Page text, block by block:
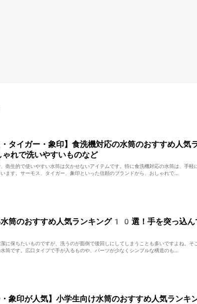
・タイガー・象印】食洗機対応の水筒のおすすめ人気
れで洗いやすいものなど
衛生的で使いやすい水筒は欠かせないアイテムです。特に食洗機対応の水筒は、手軽
ます。サーモス、タイガー、象印といった信頼のブランドから、おしゃれで...
筒のおすすめ人気ランキング10選！手を突っ込ん
に保ちたいものですが、洗うのが面倒で後回しにしてしまうことも多いですよね。そ
筒です。広口タイプで手が入るものや、パーツが少なくシンプルな構造のも...
・象印が人気】小学生向け水筒のおすすめ人気ラン